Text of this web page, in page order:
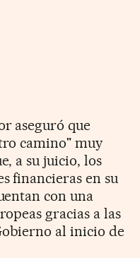
aseguró que
camino" muy
a su juicio, los
financieras en su
con una
gracias a las
al inicio de